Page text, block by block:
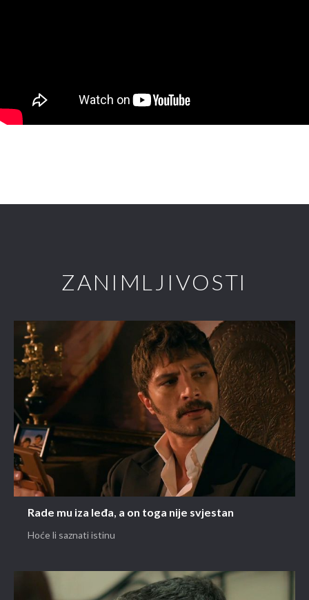
ZANIMLJIVOSTI
Rade mu iza leđa, a on toga nije svjestan
Hoće li saznati istinu